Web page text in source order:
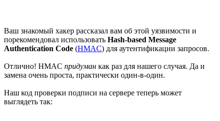
Ваш знакомый хакер рассказал вам об этой уязвимости и
порекомендовал использовать Hash-based Message
Authentication Code (HMAC) для аутентификации запросов.
Отлично! HMAC придуман как раз для нашего случая. Да и
замена очень проста, практически один-в-один.
Наш код проверки подписи на сервере теперь может
выглядеть так: